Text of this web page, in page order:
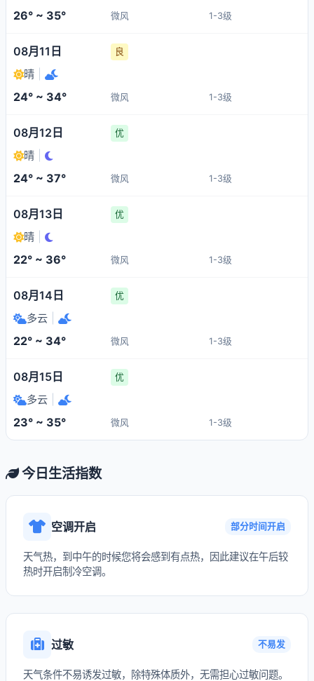
26° ~ 35° 微风 1-3级
08月11日 良
晴
24° ~ 34° 微风 1-3级
08月12日 优
晴
24° ~ 37° 微风 1-3级
08月13日 优
晴
22° ~ 36° 微风 1-3级
08月14日 优
多云
22° ~ 34° 微风 1-3级
08月15日 优
多云
23° ~ 35° 微风 1-3级
今日生活指数
空调开启 部分时间开启
天气热，到中午的时候您将会感到有点热，因此建议在午后较
热时开启制冷空调。
过敏 不易发
天气条件不易诱发过敏，除特殊体质外，无需担心过敏问题。